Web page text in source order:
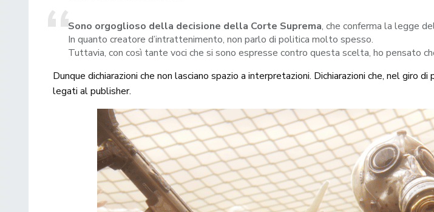
Sono orgoglioso della decisione della Corte Suprema, che conferma la legge
In quanto creatore d’intrattenimento, non parlo di politica molto spesso.
Tuttavia, con così tante voci che si sono espresse contro questa scelta, ho pensato
Dunque dichiarazioni che non lasciano spazio a interpretazioni. Dichiarazioni che, nel giro
legati al publisher.